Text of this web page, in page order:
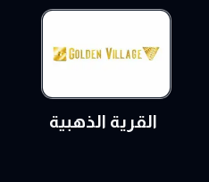
القرية الذهبية